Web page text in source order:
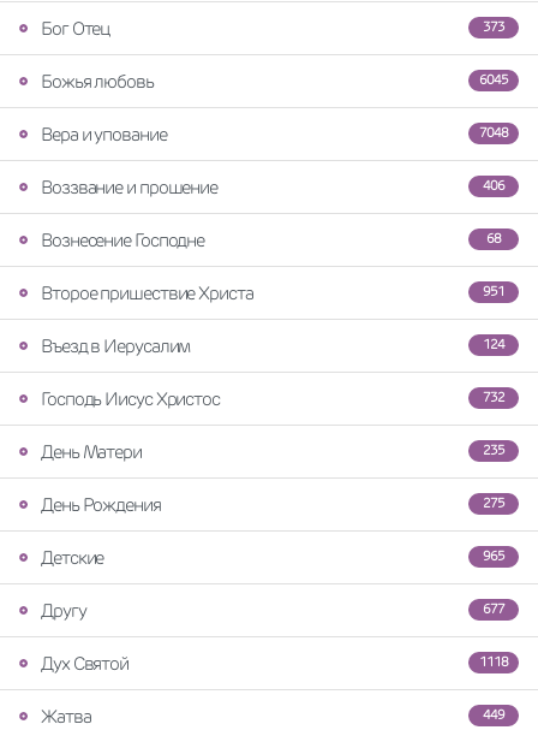
373
Бог Отец
6045
Божья любовь
7048
Вера и упование
406
Воззвание и прошение
68
Вознесение Господне
951
Второе пришествие Христа
124
Въезд в Иерусалим
732
Господь Иисус Христос
235
День Матери
275
День Рождения
965
Детские
677
Другу
1118
Дух Святой
449
Жатва